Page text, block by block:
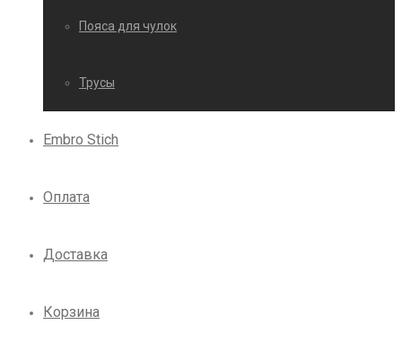
Пояса для чулок
Трусы
Embro Stich
Оплата
Доставка
Корзина